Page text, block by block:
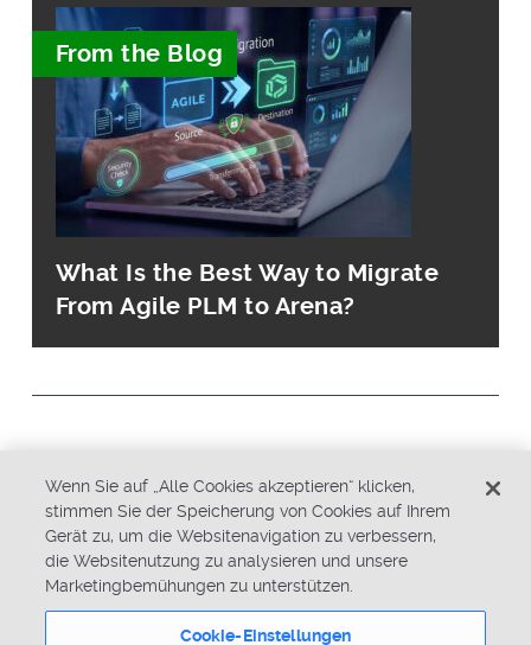
From the Blog
What Is the Best Way to Migrate
From Agile PLM to Arena?
Datenschutzrichtlinie
Sicherheit
Allgemeine Geschäftsbedingungen
Systemstatus
Cookie-Einstellungen
Wenn Sie auf „Alle Cookies akzeptieren“ klicken,
stimmen Sie der Speicherung von Cookies auf Ihrem
Gerät zu, um die Websitenavigation zu verbessern,
die Websitenutzung zu analysieren und unsere
Marketingbemühungen zu unterstützen.
Cookie-Einstellungen